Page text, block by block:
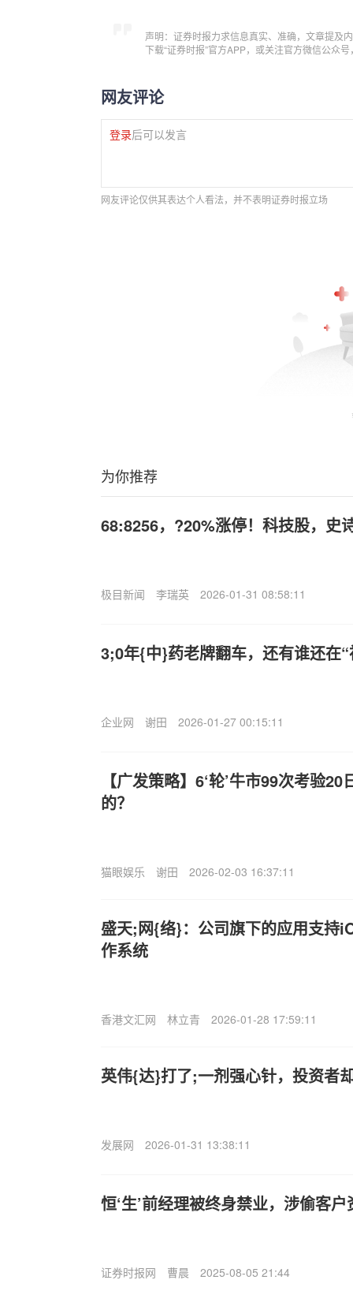
声明：证券时报力求信息真实、准确，文章提及
下载“证券时报”官方APP，或关注官方微信公众
网友评论
登录后可以发言
网友评论仅供其表达个人看法，并不表明证券时报立场
为你推荐
68:8256，?20%涨停！科技股，史
极目新闻 李瑞英 2026-01-31 08:58:11
3;0年{中}药老牌翻车，还有谁还在
企业网 谢田 2026-01-27 00:15:11
【广发策略】6‘轮’牛市99次考验
的？
猫眼娱乐 谢田 2026-02-03 16:37:11
盛天;网{络}：公司旗下的应用支持
作系统
香港文汇网 林立青 2026-01-28 17:59:11
英伟{达}打了;一剂强心针，投资者
发展网 2026-01-31 13:38:11
恒‘生’前经理被终身禁业，涉偷客
证券时报网 曹晨 2025-08-05 21:44